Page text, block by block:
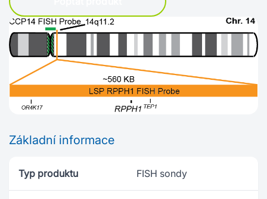
Základní informace
Typ produktu FISH sondy